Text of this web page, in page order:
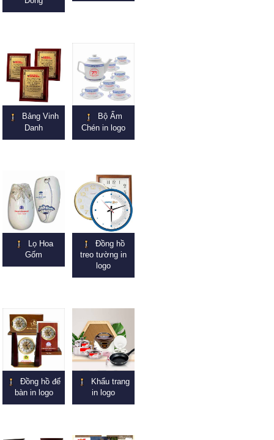
Bảng Vinh
Danh
Bộ Ấm
Chén in logo
Lọ Hoa
Gốm
Đồng hồ
treo tường in
logo
Đồng hồ để
bàn in logo
Khẩu trang
in logo